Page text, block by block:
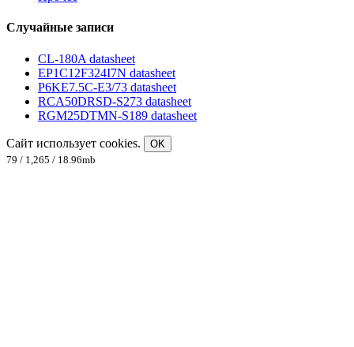
Случайные записи
CL-180A datasheet
EP1C12F324I7N datasheet
P6KE7.5C-E3/73 datasheet
RCA50DRSD-S273 datasheet
RGM25DTMN-S189 datasheet
Сайт использует cookies.
OK
79 / 1,265 / 18.96mb